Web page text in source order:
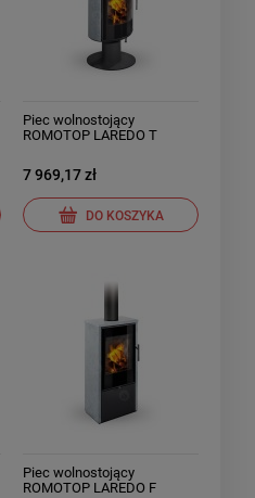
Piec wolnostojący
ROMOTOP LAREDO T
7 969,17 zł
DO KOSZYKA
Piec wolnostojący
ROMOTOP LAREDO F